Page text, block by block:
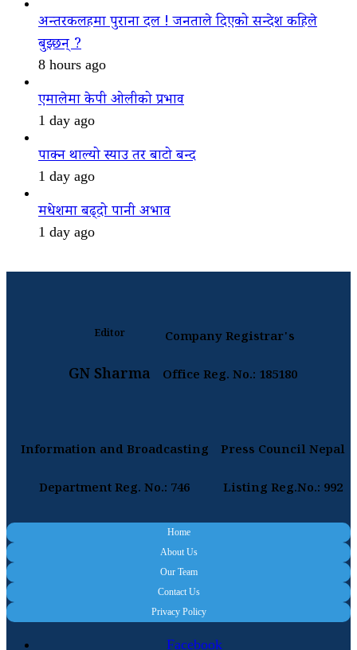
अन्तरकलहमा पुराना दल ! जनताले दिएको सन्देश कहिले
बुझ्छन् ?
8 hours ago
एमालेमा केपी ओलीको प्रभाव
1 day ago
पाक्न थाल्यो स्याउ तर बाटो बन्द
1 day ago
मधेशमा बढ्दो पानी अभाव
1 day ago
Editor
GN Sharma
Company Registrar's
Office Reg. No.: 185180
Information and Broadcasting
Department Reg. No.: 746
Press Council Nepal
Listing Reg.No.: 992
Home
About Us
Our Team
Contact Us
Privacy Policy
Facebook